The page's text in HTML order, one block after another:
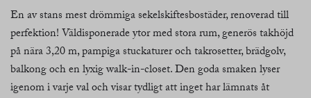
En av stans mest drömmiga sekelskiftesbostäder, renoverad till
perfektion! Väldisponerade ytor med stora rum, generös takhöjd
på nära 3,20 m, pampiga stuckaturer och takrosetter, brädgolv,
balkong och en lyxig walk-in-closet. Den goda smaken lyser
igenom i varje val och visar tydligt att inget har lämnats åt